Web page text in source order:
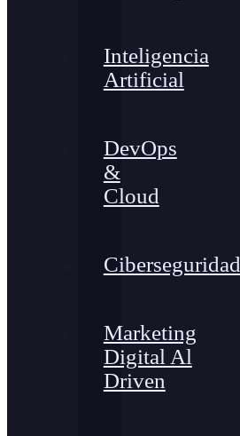
Inteligencia
Artificial
DevOps
&
Cloud
Ciberseguridad
Marketing
Digital Al
Driven